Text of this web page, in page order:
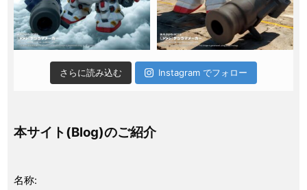
さらに読み込む Instagram でフォロー
本サイト(Blog)のご紹介
名称: